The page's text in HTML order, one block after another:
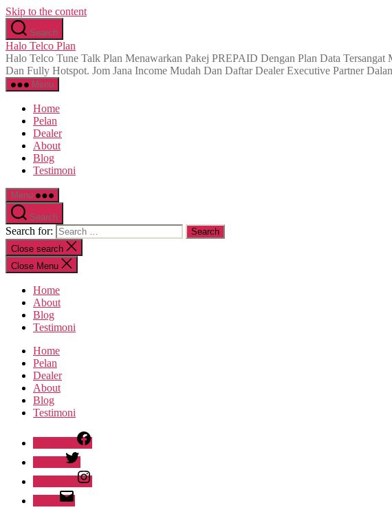
Skip to the content
Search
Halo Telco Plan
Halo Telco Tune Talk Plan Menawarkan Pakej PREPAID Dengan Plan Data
Dan Fully Hotspot. Jom Jana Income Mudah Dan Daftar Dealer Executive Partner
Menu
Home
Pelan
Dealer
About
Blog
Testimoni
Menu
Search
Search for:
Close search
Close Menu
Home
About
Blog
Testimoni
Home
Pelan
Dealer
About
Blog
Testimoni